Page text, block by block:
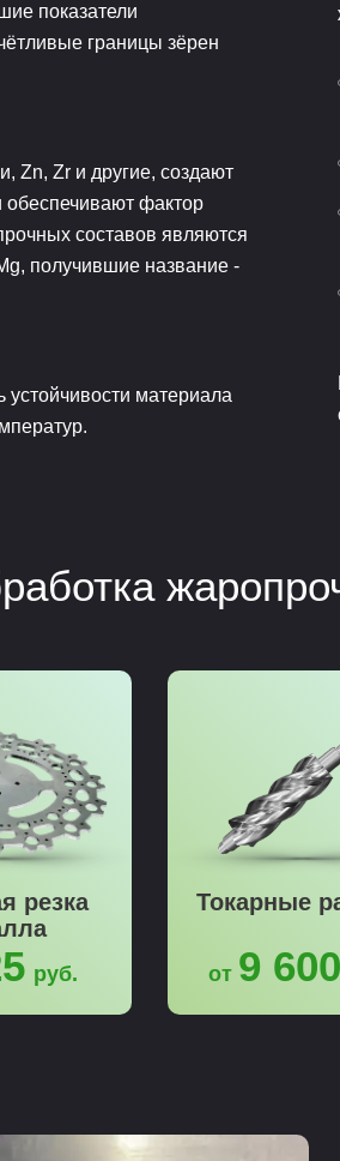
показатели
границы зёрен
Zn, Zr и другие, создают
обеспечивают фактор
составов являются
получившие название -
устойчивости материала
резка
руб.
Токарные
от 9 600